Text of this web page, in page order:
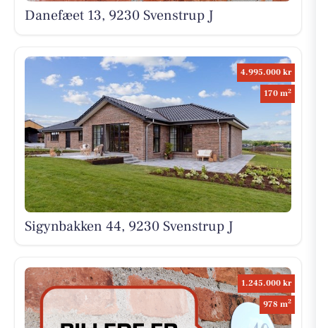
Danefæet 13, 9230 Svenstrup J
4.995.000 kr
170 m2
Sigynbakken 44, 9230 Svenstrup J
1.245.000 kr
978 m2